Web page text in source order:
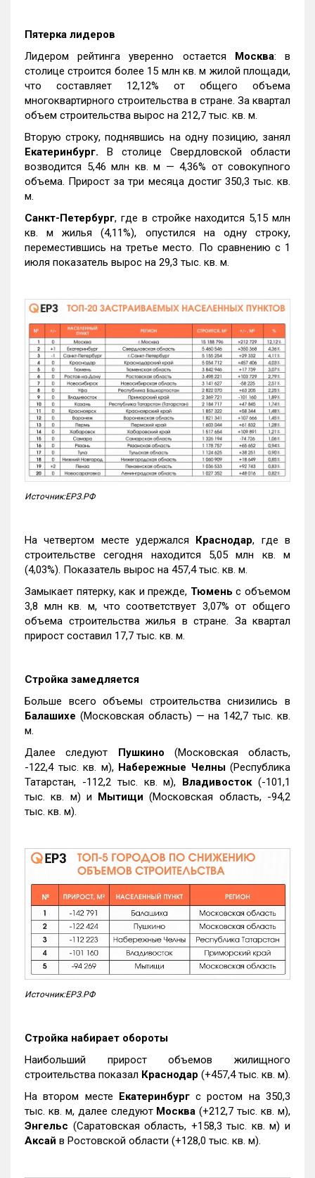
Пятерка лидеров
Лидером рейтинга уверенно остается Москва: в
столице строится более 15 млн кв. м жилой площади,
что составляет 12,12% от общего объема
многоквартирного строительства в стране. За квартал
объем строительства вырос на 212,7 тыс. кв. м.
Вторую строку, поднявшись на одну позицию, занял
Екатеринбург. В столице Свердловской области
возводится 5,46 млн кв. м — 4,36% от совокупного
объема. Прирост за три месяца достиг 350,3 тыс. кв.
м.
Санкт-Петербург, где в стройке находится 5,15 млн
кв. м жилья (4,11%), опустился на одну строку,
переместившись на третье место. По сравнению с 1
июля показатель вырос на 29,3 тыс. кв. м.
Источник:ЕРЗ.РФ
На четвертом месте удержался Краснодар, где в
строительстве сегодня находится 5,05 млн кв. м
(4,03%). Показатель вырос на 457,4 тыс. кв. м.
Замыкает пятерку, как и прежде, Тюмень с объемом
3,8 млн кв. м, что соответствует 3,07% от общего
объема строительства жилья в стране. За квартал
прирост составил 17,7 тыс. кв. м.
Стройка замедляется
Больше всего объемы строительства снизились в
Балашихе (Московская область) — на 142,7 тыс. кв.
м.
Далее следуют Пушкино (Московская область,
-122,4 тыс. кв. м), Набережные Челны(Республика
Татарстан, -112,2 тыс. кв. м), Владивосток(-101,1
тыс. кв. м) и Мытищи (Московская область, -94,2
тыс. кв. м).
Источник:ЕРЗ.РФ
Стройка набирает обороты
Наибольший прирост объемов жилищного
строительства показал Краснодар (+457,4 тыс. кв. м).
На втором месте Екатеринбургс ростом на 350,3
тыс. кв. м, далее следуют Москва (+212,7 тыс. кв. м),
Энгельс (Саратовская область, +158,3 тыс. кв. м) и
Аксай в Ростовской области (+128,0 тыс. кв. м).